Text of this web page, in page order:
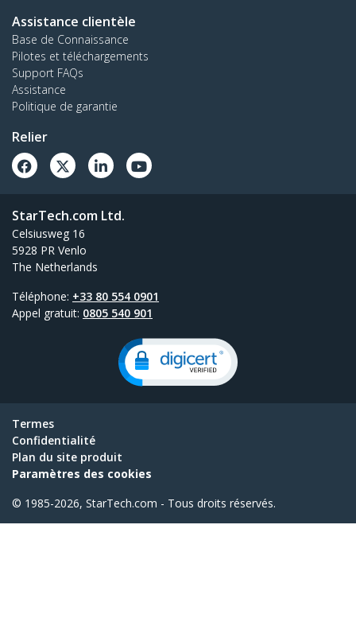
Assistance clientèle
Base de Connaissance
Pilotes et téléchargements
Support FAQs
Assistance
Politique de garantie
Relier
StarTech.com Ltd.
Celsiusweg 16
5928 PR Venlo
The Netherlands
Téléphone: +33 80 554 0901
Appel gratuit: 0805 540 901
Termes
Confidentialité
Plan du site produit
Paramètres des cookies
© 1985-2026, StarTech.com - Tous droits réservés.